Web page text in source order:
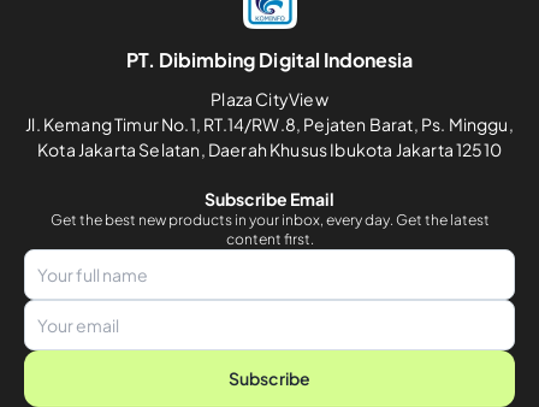
PT. Dibimbing Digital Indonesia
Plaza CityView
Jl. Kemang Timur No.1, RT.14/RW.8, Pejaten Barat, Ps. Minggu,
Kota Jakarta Selatan, Daerah Khusus Ibukota Jakarta 12510
Subscribe Email
Get the best new products in your inbox, every day. Get the latest
content first.
Subscribe